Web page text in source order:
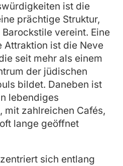
ist die
prächtige Struktur,
vereint. Eine
Attraktion ist die Neve
seit mehr als einem
der jüdischen
bildet. Daneben ist
lebendiges
mit zahlreichen Cafés,
lange geöffnet
sich entlang